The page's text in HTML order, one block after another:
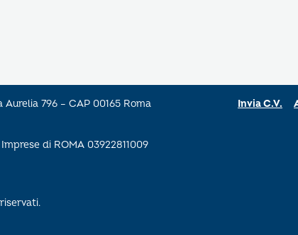
Aurelia 796 – CAP 00165 Roma
di ROMA 03922811009
Invia C.V.